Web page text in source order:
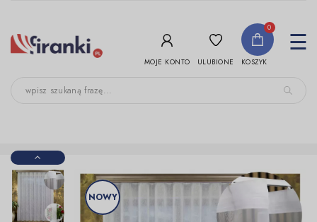
MOJE KONTO ULUBIONE
0
KOSZYK
☰
NOWY